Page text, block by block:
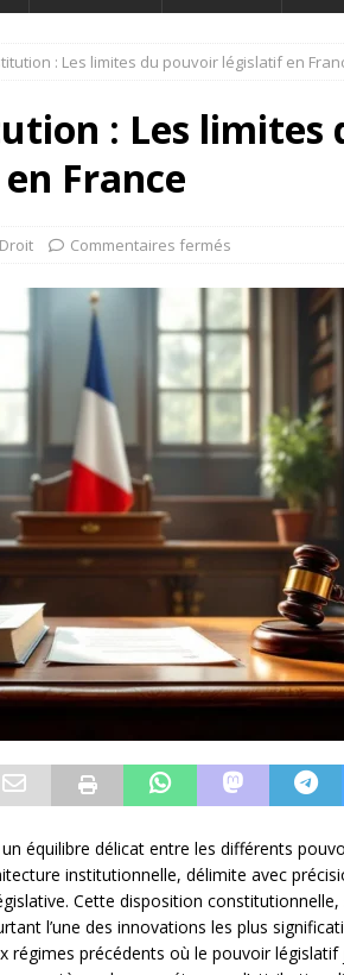
: Les limites du pouvoir législatif en
: Les limites
France
Droit Commentaires fermés
équilibre délicat entre les différents
institutionnelle, délimite avec
Cette disposition
l’une des innovations les plus
régimes précédents où le pouvoir législatif